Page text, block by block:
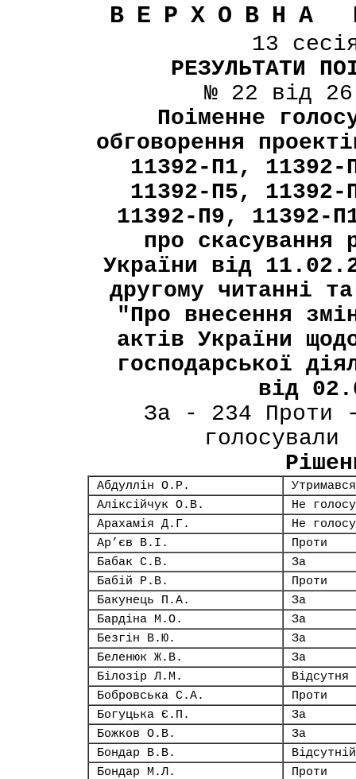
ВЕРХОВНА
13
РЕЗУЛЬТАТИ
№ 22 від
Поіменне
обговорення
11392-П1,
11392-П5,
11392-П9, 11392-
про скасування
України від
другому читанні
"Про внесення
актів України
господарської
від
За - 234 Проти
Абдуллін О.Р.
Утримався
Аліксійчук О.В.
Не
Арахамія Д.Г.
Не
Ар’єв В.І.
Проти
Бабак С.В.
За
Бабій Р.В.
Проти
Бакунець П.А.
За
Бардіна М.О.
За
Безгін В.Ю.
За
Беленюк Ж.В.
За
Білозір Л.М.
Відсутня
Бобровська С.А.
Проти
Богуцька Є.П.
За
Божков О.В.
За
Бондар В.В.
Відсутній
Бондар М.Л.
Проти